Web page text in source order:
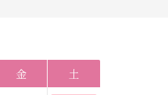
金 土